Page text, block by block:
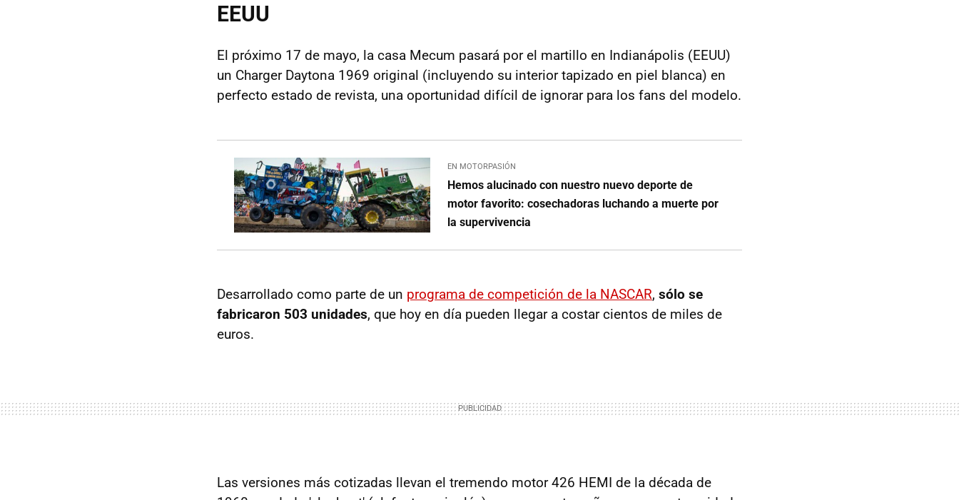
EEUU
El próximo 17 de mayo, la casa Mecum pasará por el martillo en Indianápolis (EEUU)
un Charger Daytona 1969 original (incluyendo su interior tapizado en piel blanca) en
perfecto estado de revista, una oportunidad difícil de ignorar para los fans del modelo.
EN MOTORPASIÓN
Hemos alucinado con nuestro nuevo deporte de
motor favorito: cosechadoras luchando a muerte por
la supervivencia
Desarrollado como parte de un programa de competición de la NASCAR, sólo se
fabricaron 503 unidades, que hoy en día pueden llegar a costar cientos de miles de
euros.
Las versiones más cotizadas llevan el tremendo motor 426 HEMI de la década de